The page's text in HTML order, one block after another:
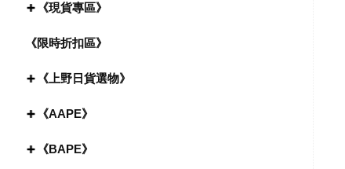
《現貨專區》
《限時折扣區》
《上野日貨選物》
《AAPE》
《BAPE》